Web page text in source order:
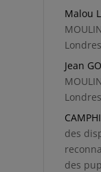
Malou
Londres
Jean
Londres
des
des